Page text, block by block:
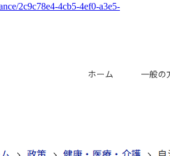
2c9c78e4-4cb5-4ef0-a3e5-